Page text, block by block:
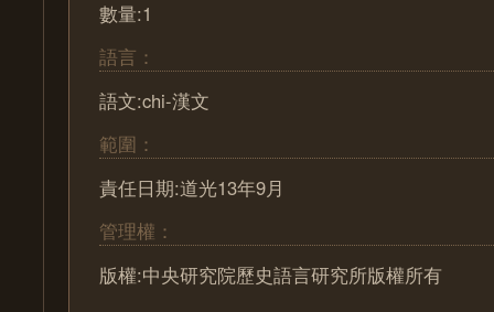
數量:1
語言：
語文:chi-漢文
範圍：
責任日期:道光13年9月
管理權：
版權:中央研究院歷史語言研究所版權所有